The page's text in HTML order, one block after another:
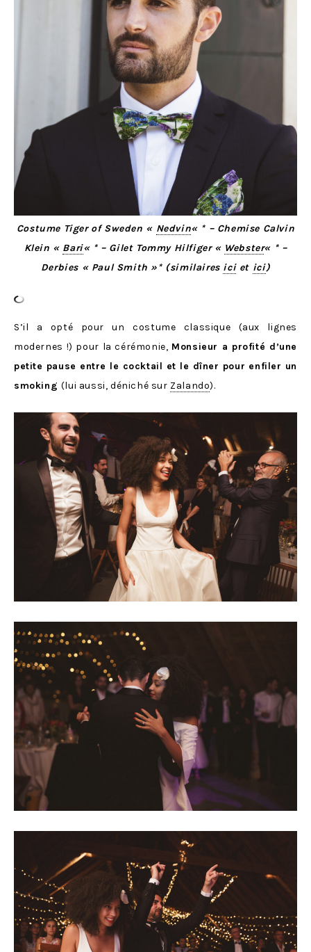
Costume Tiger of Sweden « Nedvin« * – Chemise Calvin
Klein « Bari« * – Gilet Tommy Hilfiger « Webster« * –
Derbies « Paul Smith »* (similaires iciet ici)
S’il a opté pour un costume classique (aux lignes
modernes !) pour la cérémonie, Monsieur a profité d’une
petite pause entre le cocktail et le dîner pour enfiler un
smoking (lui aussi, déniché sur Zalando).